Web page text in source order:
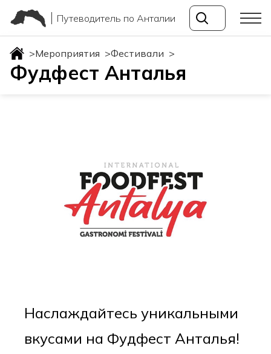
Путеводитель по Анталии
>Мероприятия >Фестивали >
Фудфест Анталья
Наслаждайтесь уникальными
вкусами на Фудфест Анталья!